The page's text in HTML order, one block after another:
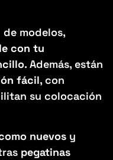
modelos,
con tu
. Además, están
fácil, con
su colocación
nuevos y
pegatinas